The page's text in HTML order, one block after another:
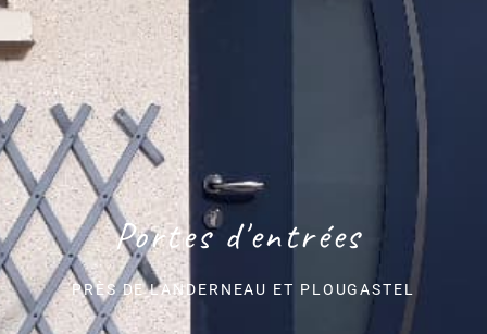
Portes d'entrées
PRÈS DE LANDERNEAU ET PLOUGASTEL